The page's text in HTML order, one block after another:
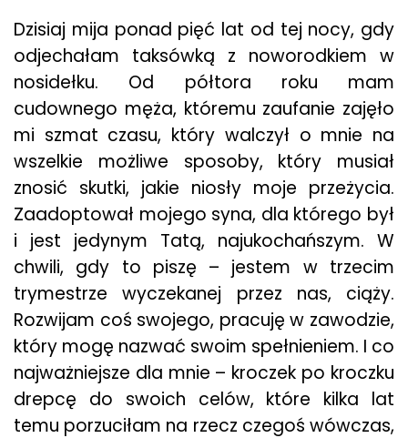
Dzisiaj mija ponad pięć lat od tej nocy, gdy
odjechałam taksówką z noworodkiem w
nosidełku. Od półtora roku mam
cudownego męża, któremu zaufanie zajęło
mi szmat czasu, który walczył o mnie na
wszelkie możliwe sposoby, który musiał
znosić skutki, jakie niosły moje przeżycia.
Zaadoptował mojego syna, dla którego był
i jest jedynym Tatą, najukochańszym. W
chwili, gdy to piszę – jestem w trzecim
trymestrze wyczekanej przez nas, ciąży.
Rozwijam coś swojego, pracuję w zawodzie,
który mogę nazwać swoim spełnieniem. I co
najważniejsze dla mnie – kroczek po kroczku
drepcę do swoich celów, które kilka lat
temu porzuciłam na rzecz czegoś wówczas,